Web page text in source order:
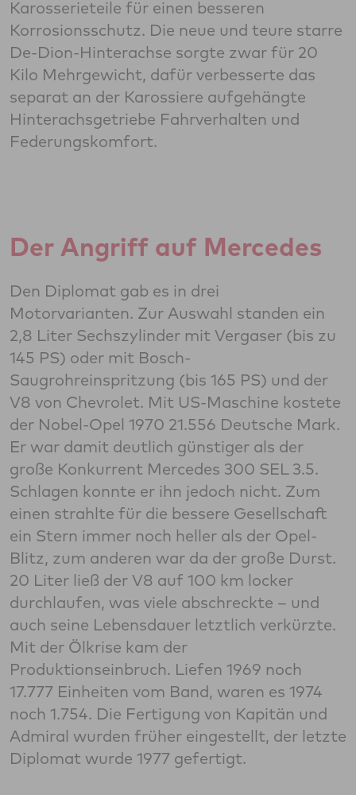
Karosserieteile für einen besseren
Korrosionsschutz. Die neue und teure starre
De-Dion-Hinterachse sorgte zwar für 20
Kilo Mehrgewicht, dafür verbesserte das
separat an der Karossiere aufgehängte
Hinterachsgetriebe Fahrverhalten und
Federungskomfort.
Der Angriff auf Mercedes
Den Diplomat gab es in drei
Motorvarianten. Zur Auswahl standen ein
2,8 Liter Sechszylinder mit Vergaser (bis zu
145 PS) oder mit Bosch-
Saugrohreinspritzung (bis 165 PS) und der
V8 von Chevrolet. Mit US-Maschine kostete
der Nobel-Opel 1970 21.556 Deutsche Mark.
Er war damit deutlich günstiger als der
große Konkurrent Mercedes 300 SEL 3.5.
Schlagen konnte er ihn jedoch nicht. Zum
einen strahlte für die bessere Gesellschaft
ein Stern immer noch heller als der Opel-
Blitz, zum anderen war da der große Durst.
20 Liter ließ der V8 auf 100 km locker
durchlaufen, was viele abschreckte – und
auch seine Lebensdauer letztlich verkürzte.
Mit der Ölkrise kam der
Produktionseinbruch. Liefen 1969 noch
17.777 Einheiten vom Band, waren es 1974
noch 1.754. Die Fertigung von Kapitän und
Admiral wurden früher eingestellt, der letzte
Diplomat wurde 1977 gefertigt.